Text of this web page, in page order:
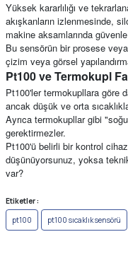
Yüksek kararlılığı ve
akışkanların izlenmesinde,
makine aksamlarında güvenle
Bu sensörün bir prosese
çizim veya görsel
Pt100 ve Termokupl
Pt100'ler termokupllara göre
ancak düşük ve orta
Ayrıca termokupllar gibi
gerektirmezler.
Pt100'ü belirli bir kontrol
düşünüyorsunuz, yoksa
var?
Etiketler :
pt100
pt100 sıcaklık sensörü